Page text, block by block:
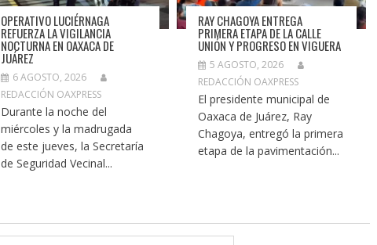
OPERATIVO LUCIÉRNAGA
REFUERZA LA VIGILANCIA
NOCTURNA EN OAXACA DE
JUÁREZ
6 AGOSTO, 2026
REDACCIÓN OAXPRESS
Durante la noche del
miércoles y la madrugada
de este jueves, la Secretaría
de Seguridad Vecinal...
RAY CHAGOYA ENTREGA
PRIMERA ETAPA DE LA CALLE
UNIÓN Y PROGRESO EN VIGUERA
5 AGOSTO, 2026
REDACCIÓN OAXPRESS
El presidente municipal de
Oaxaca de Juárez, Ray
Chagoya, entregó la primera
etapa de la pavimentación...